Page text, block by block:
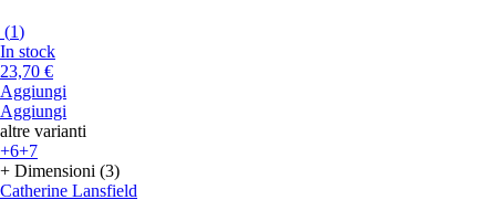
(1)
In stock
23,70 €
Aggiungi
Aggiungi
altre varianti
+6+7
+ Dimensioni (3)
Catherine Lansfield